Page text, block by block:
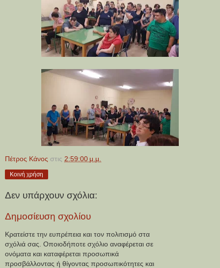
Πέτρος Κάνος στις 2:59:00 μ.μ.
Κοινή χρήση
Δεν υπάρχουν σχόλια:
Δημοσίευση σχολίου
Κρατείστε την ευπρέπεια και τον πολιτισμό στα
σχόλιά σας. Οποιοδήποτε σχόλιο αναφέρεται σε
ονόματα και καταφέρεται προσωπικά
προσβάλλοντας ή θίγοντας προσωπικότητες και